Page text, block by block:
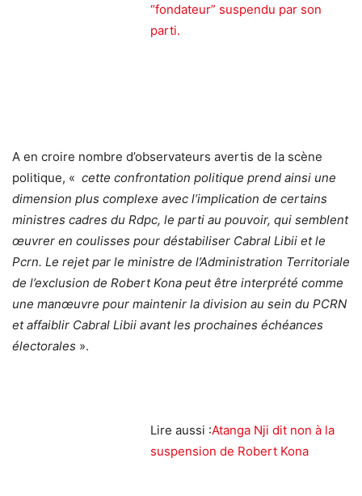
“fondateur” suspendu par son
parti.
A en croire nombre d’observateurs avertis de la scène
politique, « cette confrontation politique prend ainsi une
dimension plus complexe avec l’implication de certains
ministres cadres du Rdpc, le parti au pouvoir, qui semblent
œuvrer en coulisses pour déstabiliser Cabral Libii et le
Pcrn. Le rejet par le ministre de l’Administration Territoriale
de l’exclusion de Robert Kona peut être interprété comme
une manœuvre pour maintenir la division au sein du PCRN
et affaiblir Cabral Libii avant les prochaines échéances
électorales ».
Lire aussi :Atanga Nji dit non à la
suspension de Robert Kona